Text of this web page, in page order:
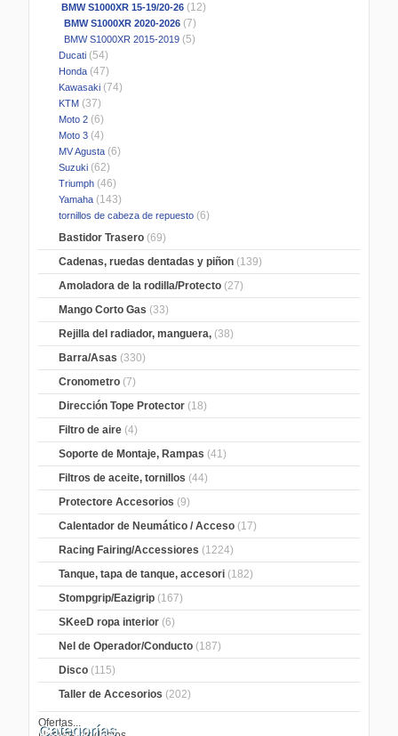
BMW S1000XR 15-19/20-26 (12)
BMW S1000XR 2020-2026 (7)
BMW S1000XR 2015-2019 (5)
Ducati (54)
Honda (47)
Kawasaki (74)
KTM (37)
Moto 2 (6)
Moto 3 (4)
MV Agusta (6)
Suzuki (62)
Triumph (46)
Yamaha (143)
tornillos de cabeza de repuesto (6)
Bastidor Trasero (69)
Cadenas, ruedas dentadas y piñon (139)
Amoladora de la rodilla/Protecto (27)
Mango Corto Gas (33)
Rejilla del radiador, manguera, (38)
Barra/Asas (330)
Cronometro (7)
Dirección Tope Protector (18)
Filtro de aire (4)
Soporte de Montaje, Rampas (41)
Filtros de aceite, tornillos (44)
Protectore Accesorios (9)
Calentador de Neumático / Acceso (17)
Racing Fairing/Accessiores (1224)
Tanque, tapa de tanque, accesori (182)
Stompgrip/Eazigrip (167)
SKeeD ropa interior (6)
Nel de Operador/Conducto (187)
Disco (115)
Taller de Accesorios (202)
Ofertas...
Categorías